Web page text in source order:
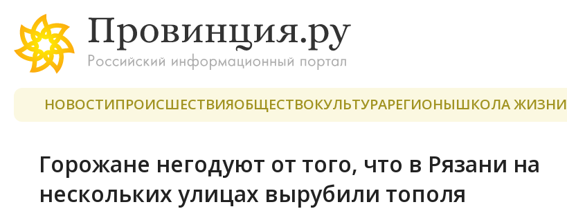
НОВОСТИПРОИСШЕСТВИЯОБЩЕСТВОКУЛЬТУРАРЕГИОНЫШКОЛА ЖИЗНИ
Горожане негодуют от того, что в Рязани на
нескольких улицах вырубили тополя